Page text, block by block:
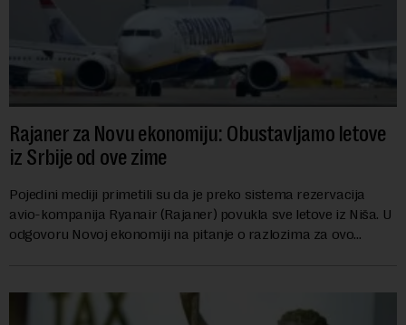
Rajaner za Novu ekonomiju: Obustavljamo letove
iz Srbije od ove zime
Pojedini mediji primetili su da je preko sistema rezervacija
avio-kompanija Ryanair (Rajaner) povukla sve letove iz Niša. U
odgovoru Novoj ekonomiji na pitanje o razlozima za ovo